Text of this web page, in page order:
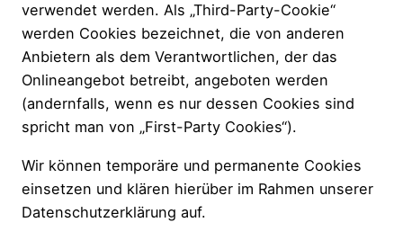
verwendet werden. Als „Third-Party-Cookie“
werden Cookies bezeichnet, die von anderen
Anbietern als dem Verantwortlichen, der das
Onlineangebot betreibt, angeboten werden
(andernfalls, wenn es nur dessen Cookies sind
spricht man von „First-Party Cookies“).
Wir können temporäre und permanente Cookies
einsetzen und klären hierüber im Rahmen unserer
Datenschutzerklärung auf.